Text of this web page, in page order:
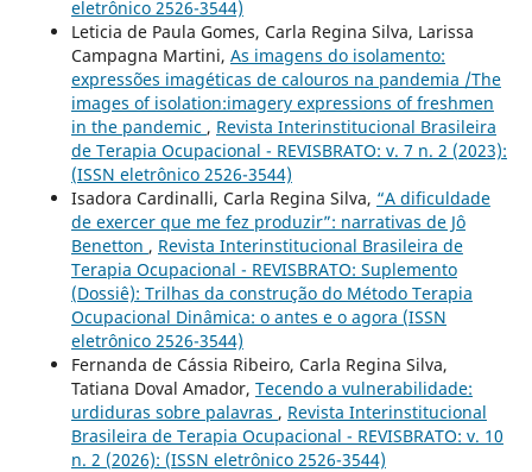
eletrônico 2526-3544)
Leticia de Paula Gomes, Carla Regina Silva, Larissa
Campagna Martini, As imagens do isolamento:
expressões imagéticas de calouros na pandemia /The
images of isolation:imagery expressions of freshmen
in the pandemic , Revista Interinstitucional Brasileira
de Terapia Ocupacional - REVISBRATO: v. 7 n. 2 (2023):
(ISSN eletrônico 2526-3544)
Isadora Cardinalli, Carla Regina Silva, “A dificuldade
de exercer que me fez produzir”: narrativas de Jô
Benetton , Revista Interinstitucional Brasileira de
Terapia Ocupacional - REVISBRATO: Suplemento
(Dossiê): Trilhas da construção do Método Terapia
Ocupacional Dinâmica: o antes e o agora (ISSN
eletrônico 2526-3544)
Fernanda de Cássia Ribeiro, Carla Regina Silva,
Tatiana Doval Amador, Tecendo a vulnerabilidade:
urdiduras sobre palavras , Revista Interinstitucional
Brasileira de Terapia Ocupacional - REVISBRATO: v. 10
n. 2 (2026): (ISSN eletrônico 2526-3544)